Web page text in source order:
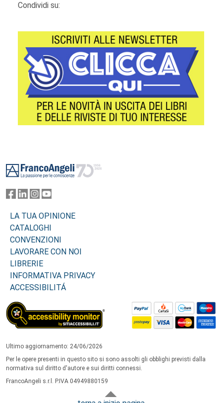
Condividi su:
LA TUA OPINIONE
CATALOGHI
CONVENZIONI
LAVORARE CON NOI
LIBRERIE
INFORMATIVA PRIVACY
ACCESSIBILITÁ
Ultimo aggiornamento: 24/06/2026
Per le opere presenti in questo sito si sono assolti gli obblighi previsti dalla
normativa sul diritto d'autore e sui diritti connessi.
FrancoAngeli s.r.l. P.IVA 04949880159